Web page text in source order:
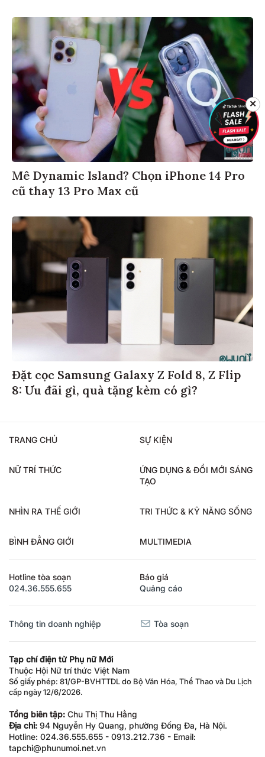
Mê Dynamic Island? Chọn iPhone 14 Pro
cũ thay 13 Pro Max cũ
Đặt cọc Samsung Galaxy Z Fold 8, Z Flip
8: Ưu đãi gì, quà tặng kèm có gì?
TRANG CHỦ SỰ KIỆN
NỮ TRÍ THỨC
ỨNG DỤNG & ĐỔI MỚI SÁNG
TẠO
NHÌN RA THẾ GIỚI TRI THỨC & KỸ NĂNG SỐNG
BÌNH ĐẲNG GIỚI MULTIMEDIA
Hotline tòa soạn
024.36.555.655
Báo giá
Quảng cáo
Thông tin doanh nghiệp Tòa soạn
Tạp chí điện tử Phụ nữ Mới
Thuộc Hội Nữ trí thức Việt Nam
Số giấy phép: 81/GP-BVHTTDL do Bộ Văn Hóa, Thể Thao và Du Lịch
cấp ngày 12/6/2026.
Tổng biên tập: Chu Thị Thu Hằng
Địa chỉ: 94 Nguyễn Hy Quang, phường Đống Đa, Hà Nội.
Hotline: 024.36.555.655 - 0913.212.736 - Email:
tapchi@phunumoi.net.vn
✕